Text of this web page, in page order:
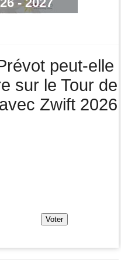
les commandes dupeut-elle
sur le Tour de
Zwift 2026